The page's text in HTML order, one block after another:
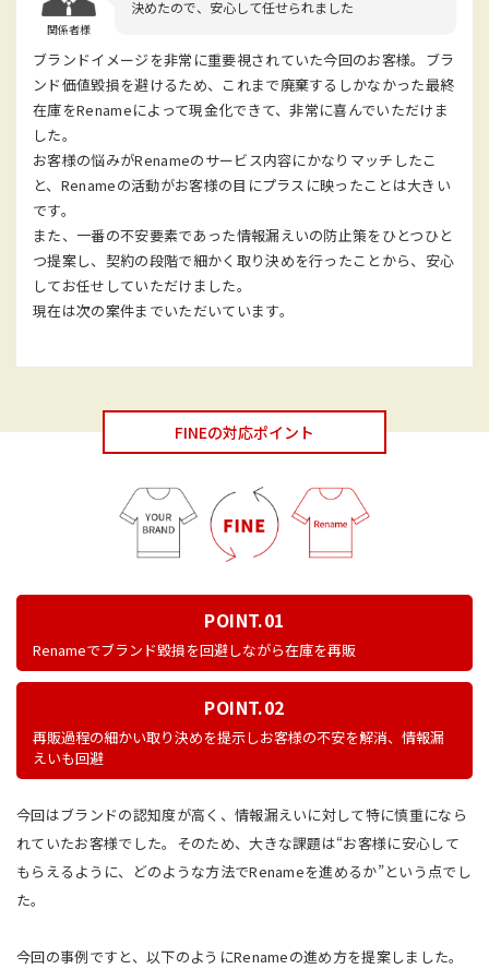
関係者様
決めたので、安心して任せられました
ブランドイメージを非常に重要視されていた今回のお客様。ブラ
ンド価値毀損を避けるため、これまで廃棄するしかなかった最終
在庫をRenameによって現金化できて、非常に喜んでいただけま
した。
お客様の悩みがRenameのサービス内容にかなりマッチしたこ
と、Renameの活動がお客様の目にプラスに映ったことは大きい
です。
また、一番の不安要素であった情報漏えいの防止策をひとつひと
つ提案し、契約の段階で細かく取り決めを行ったことから、安心
してお任せしていただけました。
現在は次の案件までいただいています。
FINEの対応ポイント
POINT.01
Renameでブランド毀損を回避しながら在庫を再販
POINT.02
再販過程の細かい取り決めを提示しお客様の不安を解消、情報漏
えいも回避
今回はブランドの認知度が高く、情報漏えいに対して特に慎重になら
れていたお客様でした。そのため、大きな課題は“お客様に安心して
もらえるように、どのような方法でRenameを進めるか”という点でし
た。
今回の事例ですと、以下のようにRenameの進め方を提案しました。